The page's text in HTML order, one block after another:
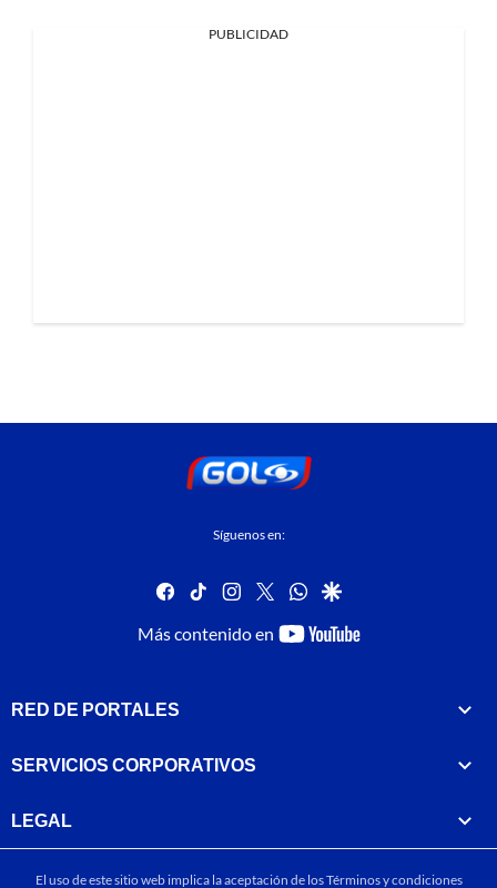
PUBLICIDAD
Síguenos en:
facebook
tiktok instagram
twitterwhatsapp
google
Más contenido en
youtube-
RED DE PORTALES
SERVICIOS CORPORATIVOS
LEGAL
El uso de este sitio web implica la aceptación de losTérminos y condiciones